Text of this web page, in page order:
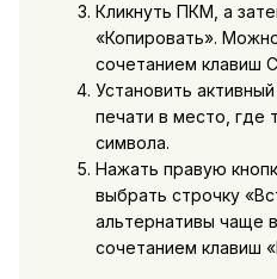
Кликнуть ПКМ, а
«Копировать».
сочетанием клавиш
Установить
печати в место, где
символа.
Нажать правую
выбрать строчку
альтернативы чаще
сочетанием клавиш